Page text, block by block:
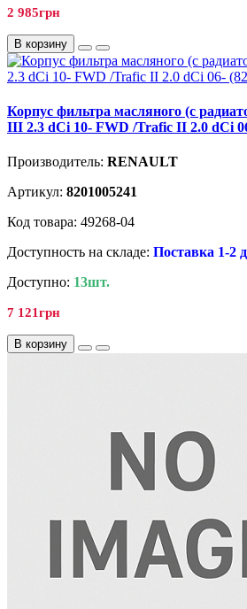
2 985грн
В корзину
Корпус фильтра масляного (с
III 2.3 dCi 10- FWD /Trafic II 2.0 dCi
Производитель: RENAULT
Артикул: 8201005241
Код товара: 49268-04
Доступность на складе: Поставка 1-2
Доступно: 13шт.
7 121грн
В корзину